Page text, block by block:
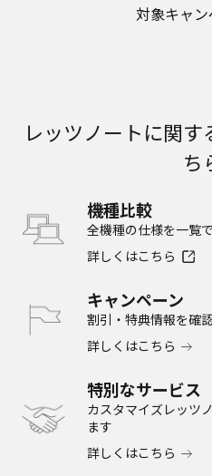
対象キャン
レッツノートに関
ち
機種比較
全機種の仕様を一覧
詳しくはこちら
キャンペーン
割引・特典情報を確
詳しくはこちら
特別なサービス
カスタマイズレッツ
ます
詳しくはこちら